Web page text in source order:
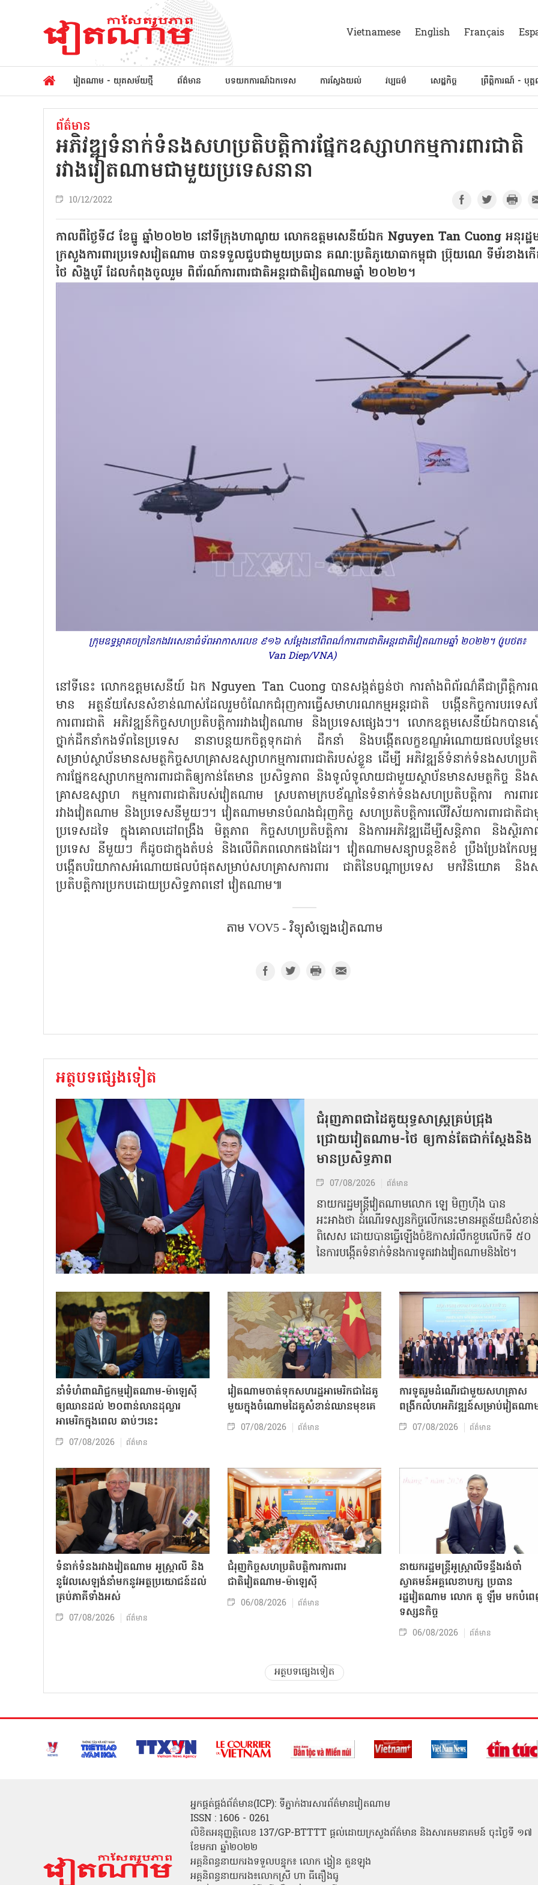
Vietnamese English Français
វៀតណាម - យុគសម័យថ្មី ព័ត៌មាន បទយកការណ៍ឯកទេស ការស្វែងយល់ វប្បធម៌ សេដ្ឋកិច្ច ព្រឹត្តិការណ៍ - បុគ្
ព័ត៌មាន
អភិវឌ្ឍទំនាក់ទំនងសហប្រតិបត្តិការផ្នែកឧស្សាហកម្មការពារជាតិ
រវាងវៀតណាមជាមួយប្រទេសនានា
10/12/2022
កាលពីថ្ងៃទី៨ ខែធ្នូ ឆ្នាំ២០២២ នៅទីក្រុងហាណូយ លោកឧត្តមសេនីយ៍ឯក Nguyen Tan Cuong អនុរដ្ឋម
ក្រសួងការពារប្រទេសវៀតណាម បានទទួលជួបជាមួយប្រធាន គណៈប្រតិភូយោធាកម្ពុជា ប្រ៊ុយណេ ទីម័រខាងក
ថៃ សិង្ហបូរី ដែលកំពុងចូលរួម ពិព័រណ៍ការពារជាតិអន្តរជាតិវៀតណាមឆ្នាំ ២០២២។
ក្រុមឧទ្ធម្ភាគចក្រនៃកងវរសេនាធំទ័ពអាកាសលេខ ៩១៦ សម្តែងនៅពិពណ៌ការពារជាតិអន្តរជាតិវៀតណាមឆ្នាំ ២០២២។ (រូបថត៖
Van Diep/VNA)
នៅទីនេះ លោកឧត្តមសេនីយ៍ ឯកNguyen Tan Cuong បានសង្កត់ធ្ងន់ថា ការតាំងពិព័រណ៌គឺជាព្រឹត្តិកា
មាន អត្ថន័យសែនសំខាន់ណាស់ដែលរួមចំណែកជំរុញការធ្វើសមាហរណកម្មអន្តរជាតិ បង្កើនកិច្ចការបរទេសផ្
ការពារជាតិ អភិវឌ្ឍន៍កិច្ចសហប្រតិបត្តិការរវាងវៀតណាម និងប្រទេសផ្សេងៗ។ លោកឧត្តមសេនីយ៍ឯកបានស្ន
ថ្នាក់ដឹកនាំកងទ័ពនៃប្រទេស នានាបន្តយកចិត្តទុកដាក់ ដឹកនាំ និងបង្កើតលក្ខខណ្ឌអំណោយផលបន្ថែម
សម្រាប់ស្ថាប័នមានសមត្ថកិច្ចសហគ្រាសឧស្សាហកម្មការពារជាតិរបស់ខ្លួន ដើម្បី អភិវឌ្ឍន៍ទំនាក់ទំនងសហប្រតិ
ការផ្នែកឧស្សាហកម្មការពារជាតិឲ្យកាន់តែមាន ប្រសិទ្ធភាព និងទូលំទូលាយជាមួយស្ថាប័នមានសមត្ថកិច្ច និ
គ្រាសឧស្សាហ កម្មការពារជាតិរបស់វៀតណាម ស្របតាមក្របខ័ណ្ឌនៃទំនាក់ទំនងសហប្រតិបត្តិការ ការពារ
រវាងវៀតណាម និងប្រទេសនីមួយៗ។ វៀតណាមមានបំណងជំរុញកិច្ច សហប្រតិបត្តិការលើវិស័យការពារជាតិជ
ប្រទេសដទៃ ក្នុងគោលដៅពង្រឹង មិត្តភាព កិច្ចសហប្រតិបត្តិការ និងការអភិវឌ្ឍដើម្បីសន្តិភាព និងស្ថិរភា
ប្រទេស នីមួយៗ ក៏ដូចជាក្នុងតំបន់ និងលើពិភពលោកផងដែរ។ វៀតណាមសន្យាបន្តខិតខំ ប្រឹងប្រែងកែលម្
បង្កើតបរិយាកាសអំណោយផលបំផុតសម្រាប់សហគ្រាសការពារ ជាតិនៃបណ្តាប្រទេស មកវិនិយោគ និ
ប្រតិបត្តិការប្រកបដោយប្រសិទ្ធភាពនៅ វៀតណាម៕
តាម VOV5 - វិទ្យុសំឡេងវៀតណាម
អត្ថបទផ្សេងទៀត
ជំរុញភាពជាដៃគូយុទ្ធសាស្ត្រគ្រប់ជ្រុង
ជ្រោយវៀតណាម-ថៃ ឲ្យកាន់តែជាក់ស្ដែងនិង
មានប្រសិទ្ធភាព
07/08/2026 ព័ត៌មាន
នាយករដ្ឋមន្ត្រីវៀតណាមលោក ឡេ មិញហ៊ឹង បាន
អះអាងថា ដំណើរទស្សនកិច្ចលើកនេះមានអត្ថន័យដ៏សំខាន់
ពិសេស ដោយបានធ្វើឡើងចំឱកាសរំលឹកខួបលើកទី ៥០
នៃការបង្កើតទំនាក់ទំនងការទូតរវាងវៀតណាមនិងថៃ។
នាំទំហំពាណិជ្ជកម្មវៀតណាម-ម៉ាឡេស៊ី
ឲ្យឈានដល់ ២០ពាន់លានដុល្លារ
អាមេរិកក្នុងពេល ឆាប់ៗនេះ
07/08/2026 ព័ត៌មាន
វៀតណាមចាត់ទុកសហរដ្ឋអាមេរិកជាដៃគូ
មួយក្នុងចំណោមដៃគូសំខាន់ឈានមុខគេ
07/08/2026 ព័ត៌មាន
ការទូតរួមដំណើរជាមួយសហគ្រាស
ពង្រីកលំហអភិវឌ្ឍន៍សម្រាប់វៀតណា
07/08/2026 ព័ត៌មាន
ទំនាក់ទំនងរវាងវៀតណាម អូស្ត្រាលី និង
នូវែលសេឡង់នាំមកនូវអត្ថប្រយោជន៍ដល់
គ្រប់ភាគីទាំងអស់
07/08/2026 ព័ត៌មាន
ជំរុញកិច្ចសហប្រតិបត្តិការការពារ
ជាតិវៀតណាម-ម៉ាឡេស៊ី
06/08/2026 ព័ត៌មាន
នាយករដ្ឋមន្ត្រីអូស្ត្រាលីទន្ទឹងរង់ចាំ
ស្វាគមន៍អគ្គលេខាបក្ស ប្រធាន
រដ្ឋវៀតណាម លោក តូ ឡឹម មកបំព
ទស្សនកិច្ច
06/08/2026 ព័ត៌មាន
អត្ថបទផ្សេងទៀត
អ្នកផ្គត់ផ្គង់ព័ត៌មាន(ICP): ទីភ្នាក់ងារសារព័ត៌មានវៀតណាម
ISSN : 1606 - 0261
លិខិតអនុញ្ញត្តិលេខ 137/GP-BTTTT ផ្តល់ដោយក្រសួងព័ត៌មាន និងសារគមនាគមន៍ ចុះថ្ងៃទី ១៧
ខែមករា ឆ្នាំ២០២២
អគ្គនិពន្ធនាយករងទទួលបន្ទុក៖ លោក ង្វៀន តួនឡុង
អគ្គនិពន្ធនាយករង៖លោកស្រី ហា ធីតឿងធូ